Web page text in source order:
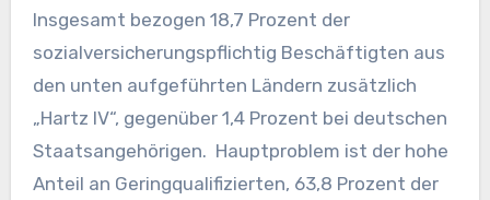
Insgesamt bezogen 18,7 Prozent der
sozialversicherungspflichtig Beschäftigten aus
den unten aufgeführten Ländern zusätzlich
„Hartz IV“, gegenüber 1,4 Prozent bei deutschen
Staatsangehörigen. Hauptproblem ist der hohe
Anteil an Geringqualifizierten, 63,8 Prozent der